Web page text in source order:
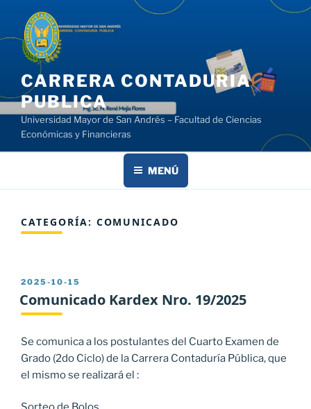
contenido
CARRERA CONTADURIA
PUBLICA
Universidad Mayor de San Andrés – Facultad de Ciencias
Económicas y Financieras
MENÚ
CATEGORÍA: COMUNICADO
PUBLICADO
EL
2025-10-15
Comunicado Kardex Nro. 19/2025
Se comunica a los postulantes del Cuarto Examen de
Grado (2do Ciclo) de la Carrera Contaduría Pública, que
el mismo se realizará el :